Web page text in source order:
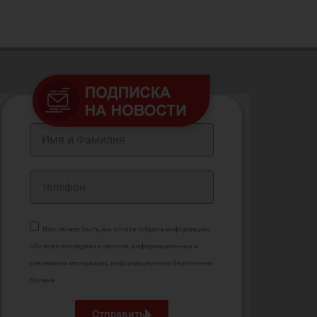
Или, может быть, вы хотите собрать информацию
обо всех последних новостях, информационных и
рекламных материалах, информационных бюллетенях
Колана.
Oтправить